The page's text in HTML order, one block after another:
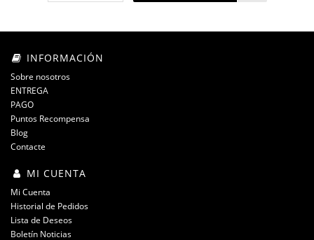
INFORMACIÓN
Sobre nosotros
ENTREGA
PAGO
Puntos Recompensa
Blog
Contacte
MI CUENTA
Mi Cuenta
Historial de Pedidos
Lista de Deseos
Boletín Noticias